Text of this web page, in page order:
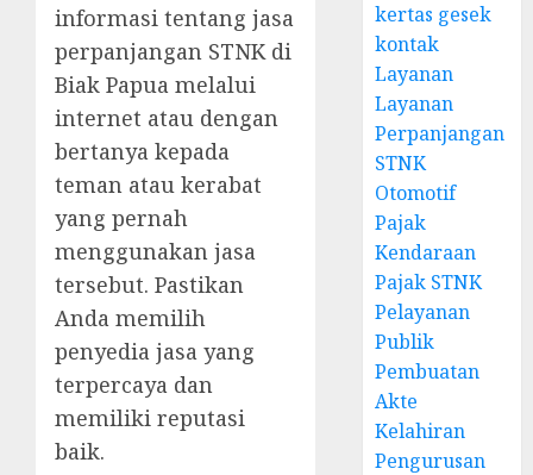
informasi tentang jasa
perpanjangan STNK di
Biak Papua melalui
internet atau dengan
bertanya kepada
teman atau kerabat
yang pernah
menggunakan jasa
tersebut. Pastikan
Anda memilih
penyedia jasa yang
terpercaya dan
memiliki reputasi
baik.
kertas gesek
kontak
Layanan
Layanan
Perpanjangan
STNK
Otomotif
Pajak
Kendaraan
Pajak STNK
Pelayanan
Publik
Pembuatan
Akte
Kelahiran
Pengurusan